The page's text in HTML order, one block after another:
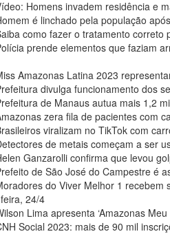
Homens invadem residência e
é linchado pela população
como fazer o tratamento correto
prende elementos que faziam
Amazonas Latina 2023
divulga funcionamento dos
de Manaus autua mais 1,2
zera fila de pacientes com
viralizam no TikTok com
de metais começam a ser
Ganzarolli confirma que levou
de São José do Campestre é
do Viver Melhor 1 recebem
24/4
Lima apresenta ‘Amazonas
Social 2023: mais de 90 mil